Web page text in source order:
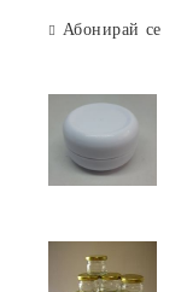
Абонирай се